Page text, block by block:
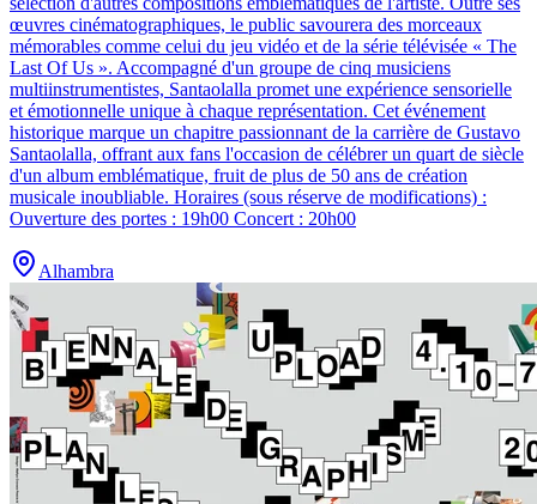
œuvres cinématographiques, le public savourera des morceaux
mémorables comme celui du jeu vidéo et de la série télévisée « The
Last Of Us ». Accompagné d'un groupe de cinq musiciens
multiinstrumentistes, Santaolalla promet une expérience sensorielle
et émotionnelle unique à chaque représentation. Cet événement
historique marque un chapitre passionnant de la carrière de Gustavo
Santaolalla, offrant aux fans l'occasion de célébrer un quart de siècle
d'un album emblématique, fruit de plus de 50 ans de création
musicale inoubliable. Horaires (sous réserve de modifications) :
Ouverture des portes : 19h00 Concert : 20h00
Alhambra